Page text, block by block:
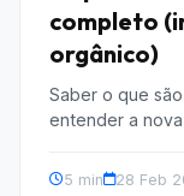
completo
orgânico)
Saber o que
entender a
5 min 28 Feb